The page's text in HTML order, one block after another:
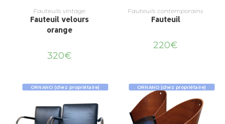
Fauteuils vintage
Fauteuil velours
orange
320€
Fauteuils contemporains
Fauteuil
220€
ORNANO (chez propriétaire) ORNANO (chez propriétaire)